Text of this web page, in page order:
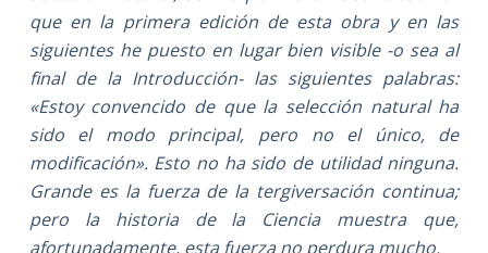
que en la primera edición de esta obra y en las
siguientes he puesto en lugar bien visible -o sea al
final de la Introducción- las siguientes palabras:
«Estoy convencido de que la selección natural ha
sido el modo principal, pero no el único, de
modificación». Esto no ha sido de utilidad ninguna.
Grande es la fuerza de la tergiversación continua;
pero la historia de la Ciencia muestra que,
afortunadamente, esta fuerza no perdura mucho.